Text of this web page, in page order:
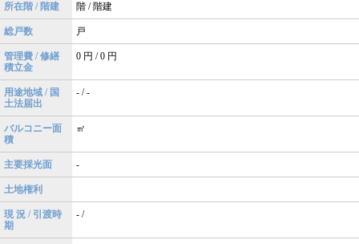
所在階 / 階建 階 / 階建
総戸数 戸
管理費 / 修繕
積立金
0 円 / 0 円
用途地域 / 国
土法届出
- / -
バルコニー面
積
㎡
主要採光面 -
土地権利
現 況 / 引渡時
期
- /